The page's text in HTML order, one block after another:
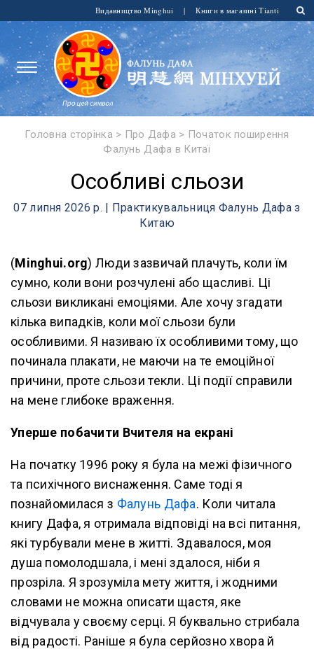
Видавництво Minghui | Книги в магазині Tianti
Головна сторінка > Про Дафа > Початок поширення
Фалунь Дафа в Китаї
Особливі сльози
07 липня 2026 р. | Практикувальниця Фалунь Дафа з
Китаю
(Minghui.org) Люди зазвичай плачуть, коли їм
сумно, коли вони розчулені або щасливі. Ці
сльози викликані емоціями. Але хочу згадати
кілька випадків, коли мої сльози були
особливими. Я називаю їх особливими тому, що
починала плакати, не маючи на те емоційної
причини, проте сльози текли. Ці події справили
на мене глибоке враження.
Уперше побачити Вчителя на екрані
На початку 1996 року я була на межі фізичного
та психічного виснаження. Саме тоді я
познайомилася з Фалунь Дафа. Коли читала
книгу Дафа, я отримала відповіді на всі питання,
які турбували мене в житті. Здавалося, моя
душа помолодшала, і мені здалося, ніби я
прозріла. Я зрозуміла мету життя, і жодними
словами не можна описати щастя, яке
відчувала у своєму серці. Я буквально стрибала
від радості. Раніше я була серйозно хвора й